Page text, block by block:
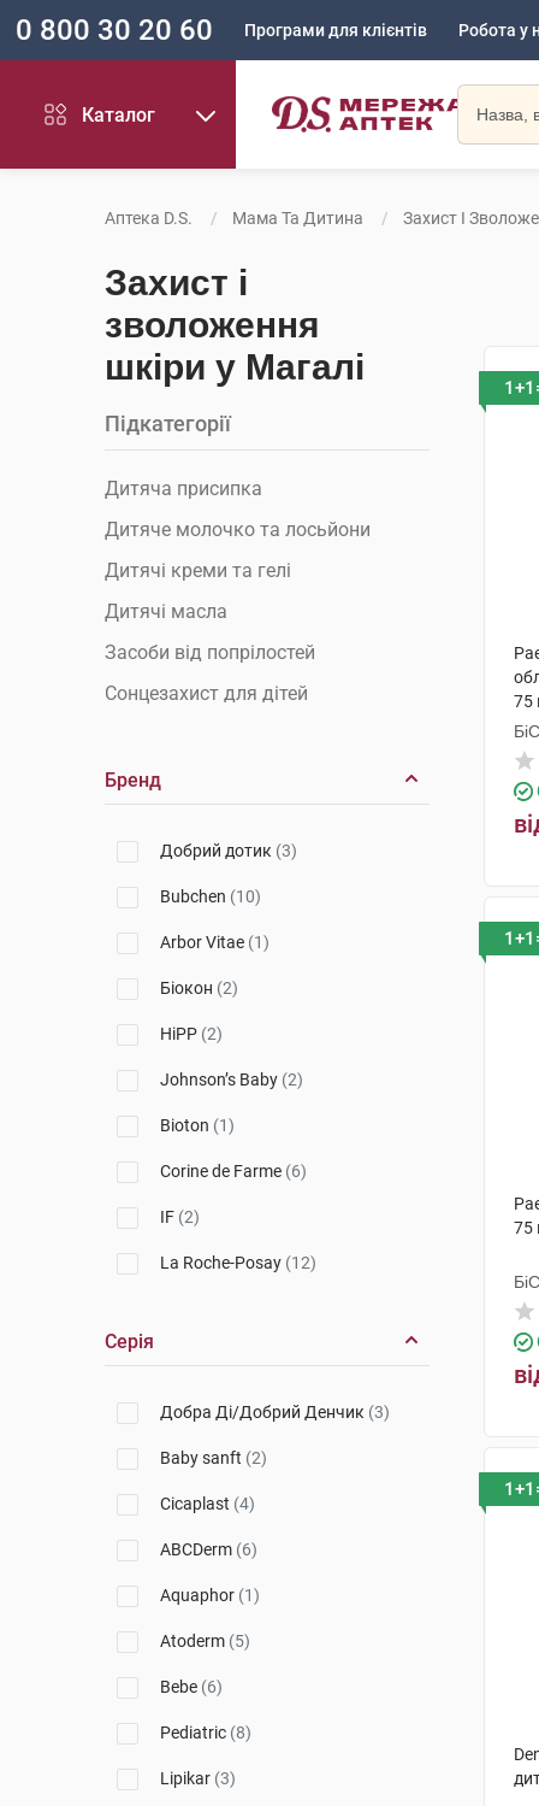
0 800 30 20 60 Програми для клієнтів Робота у
Каталог
Аптека D.S. Мама Та Дитина Захист І
Захист і
зволоження
шкіри у Магалі
Підкатегорії
Дитяча присипка
Дитяче молочко та лосьйони
Дитячі креми та гелі
Дитячі масла
Засоби від попрілостей
Сонцезахист для дітей
Бренд
Добрий дотик (3)
Bubchen (10)
Arbor Vitae (1)
Біокон (2)
HiPP (2)
Johnson’s Baby (2)
Bioton (1)
Corine de Farme (6)
IF (2)
La Roche-Posay (12)
Серія
Добра Ді/Добрий Денчик (3)
Baby sanft (2)
Cicaplast (4)
ABCDerm (6)
Aquaphor (1)
Atoderm (5)
Bebe (6)
Pediatric (8)
Lipikar (3)
75
75